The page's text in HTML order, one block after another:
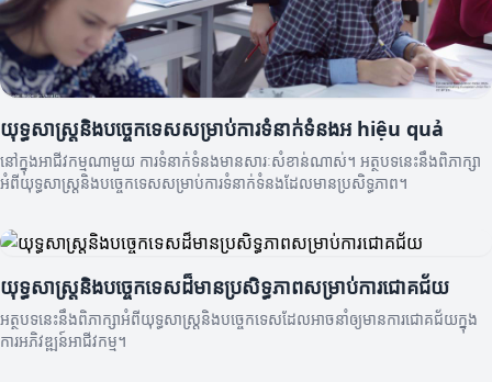
យុទ្ធសាស្រ្តនិងបច្ចេកទេសសម្រាប់ការទំនាក់ទំនងអ hiệu quả
នៅក្នុងអាជីវកម្មណាមួយ ការទំនាក់ទំនងមានសារៈសំខាន់ណាស់។ អត្ថបទនេះនឹងពិភាក្សា
អំពីយុទ្ធសាស្រ្តនិងបច្ចេកទេសសម្រាប់ការទំនាក់ទំនងដែលមានប្រសិទ្ធភាព។
យុទ្ធសាស្រ្តនិងបច្ចេកទេសដ៏មានប្រសិទ្ធភាពសម្រាប់ការជោគជ័យ
អត្ថបទនេះនឹងពិភាក្សាអំពីយុទ្ធសាស្រ្តនិងបច្ចេកទេសដែលអាចនាំឲ្យមានការជោគជ័យក្នុង
ការអភិវឌ្ឍន៍អាជីវកម្ម។